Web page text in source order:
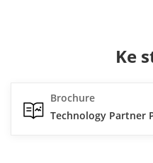
Ke
Brochure